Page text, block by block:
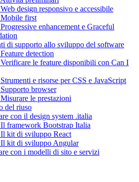
design responsivo e accessibile
first
enhancement e Graceful
di supporto allo sviluppo del software
detection
le feature disponibili con Can I
e risorse per CSS e JavaScript
browser
le prestazioni
del riuso
con il design system .italia
framework Bootstrap Italia
kit di sviluppo React
kit di sviluppo Angular
con i modelli di sito e servizi